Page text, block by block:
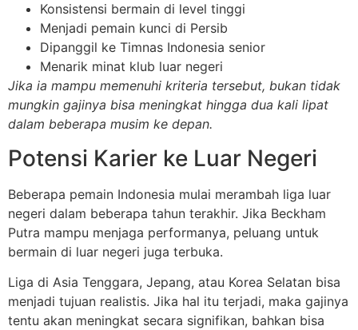
Konsistensi bermain di level tinggi
Menjadi pemain kunci di Persib
Dipanggil ke Timnas Indonesia senior
Menarik minat klub luar negeri
Jika ia mampu memenuhi kriteria tersebut, bukan tidak
mungkin gajinya bisa meningkat hingga dua kali lipat
dalam beberapa musim ke depan.
Potensi Karier ke Luar Negeri
Beberapa pemain Indonesia mulai merambah liga luar
negeri dalam beberapa tahun terakhir. Jika Beckham
Putra mampu menjaga performanya, peluang untuk
bermain di luar negeri juga terbuka.
Liga di Asia Tenggara, Jepang, atau Korea Selatan bisa
menjadi tujuan realistis. Jika hal itu terjadi, maka gajinya
tentu akan meningkat secara signifikan, bahkan bisa